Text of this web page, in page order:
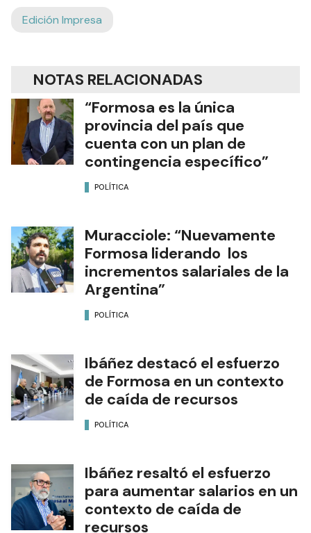
Edición Impresa
NOTAS RELACIONADAS
“Formosa es la única
provincia del país que
cuenta con un plan de
contingencia específico”
POLÍTICA
Muracciole: “Nuevamente
Formosa liderando los
incrementos salariales de la
Argentina”
POLÍTICA
Ibáñez destacó el esfuerzo
de Formosa en un contexto
de caída de recursos
POLÍTICA
Ibáñez resaltó el esfuerzo
para aumentar salarios en un
contexto de caída de
recursos